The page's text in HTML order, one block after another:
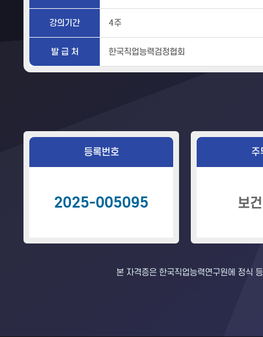
강의기간 4주
발 급 처 한국직업능력검정협회
등록번호
2025-005095
주
보
본 자격증은 한국직업능력연구원에 정식